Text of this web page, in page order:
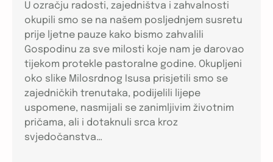
U ozračju radosti, zajedništva i zahvalnosti
okupili smo se na našem posljednjem susretu
prije ljetne pauze kako bismo zahvalili
Gospodinu za sve milosti koje nam je darovao
tijekom protekle pastoralne godine. Okupljeni
oko slike Milosrdnog Isusa prisjetili smo se
zajedničkih trenutaka, podijelili lijepe
uspomene, nasmijali se zanimljivim životnim
pričama, ali i dotaknuli srca kroz
svjedočanstva…